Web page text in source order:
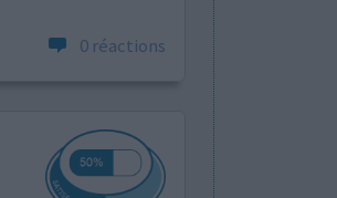
0 réactions